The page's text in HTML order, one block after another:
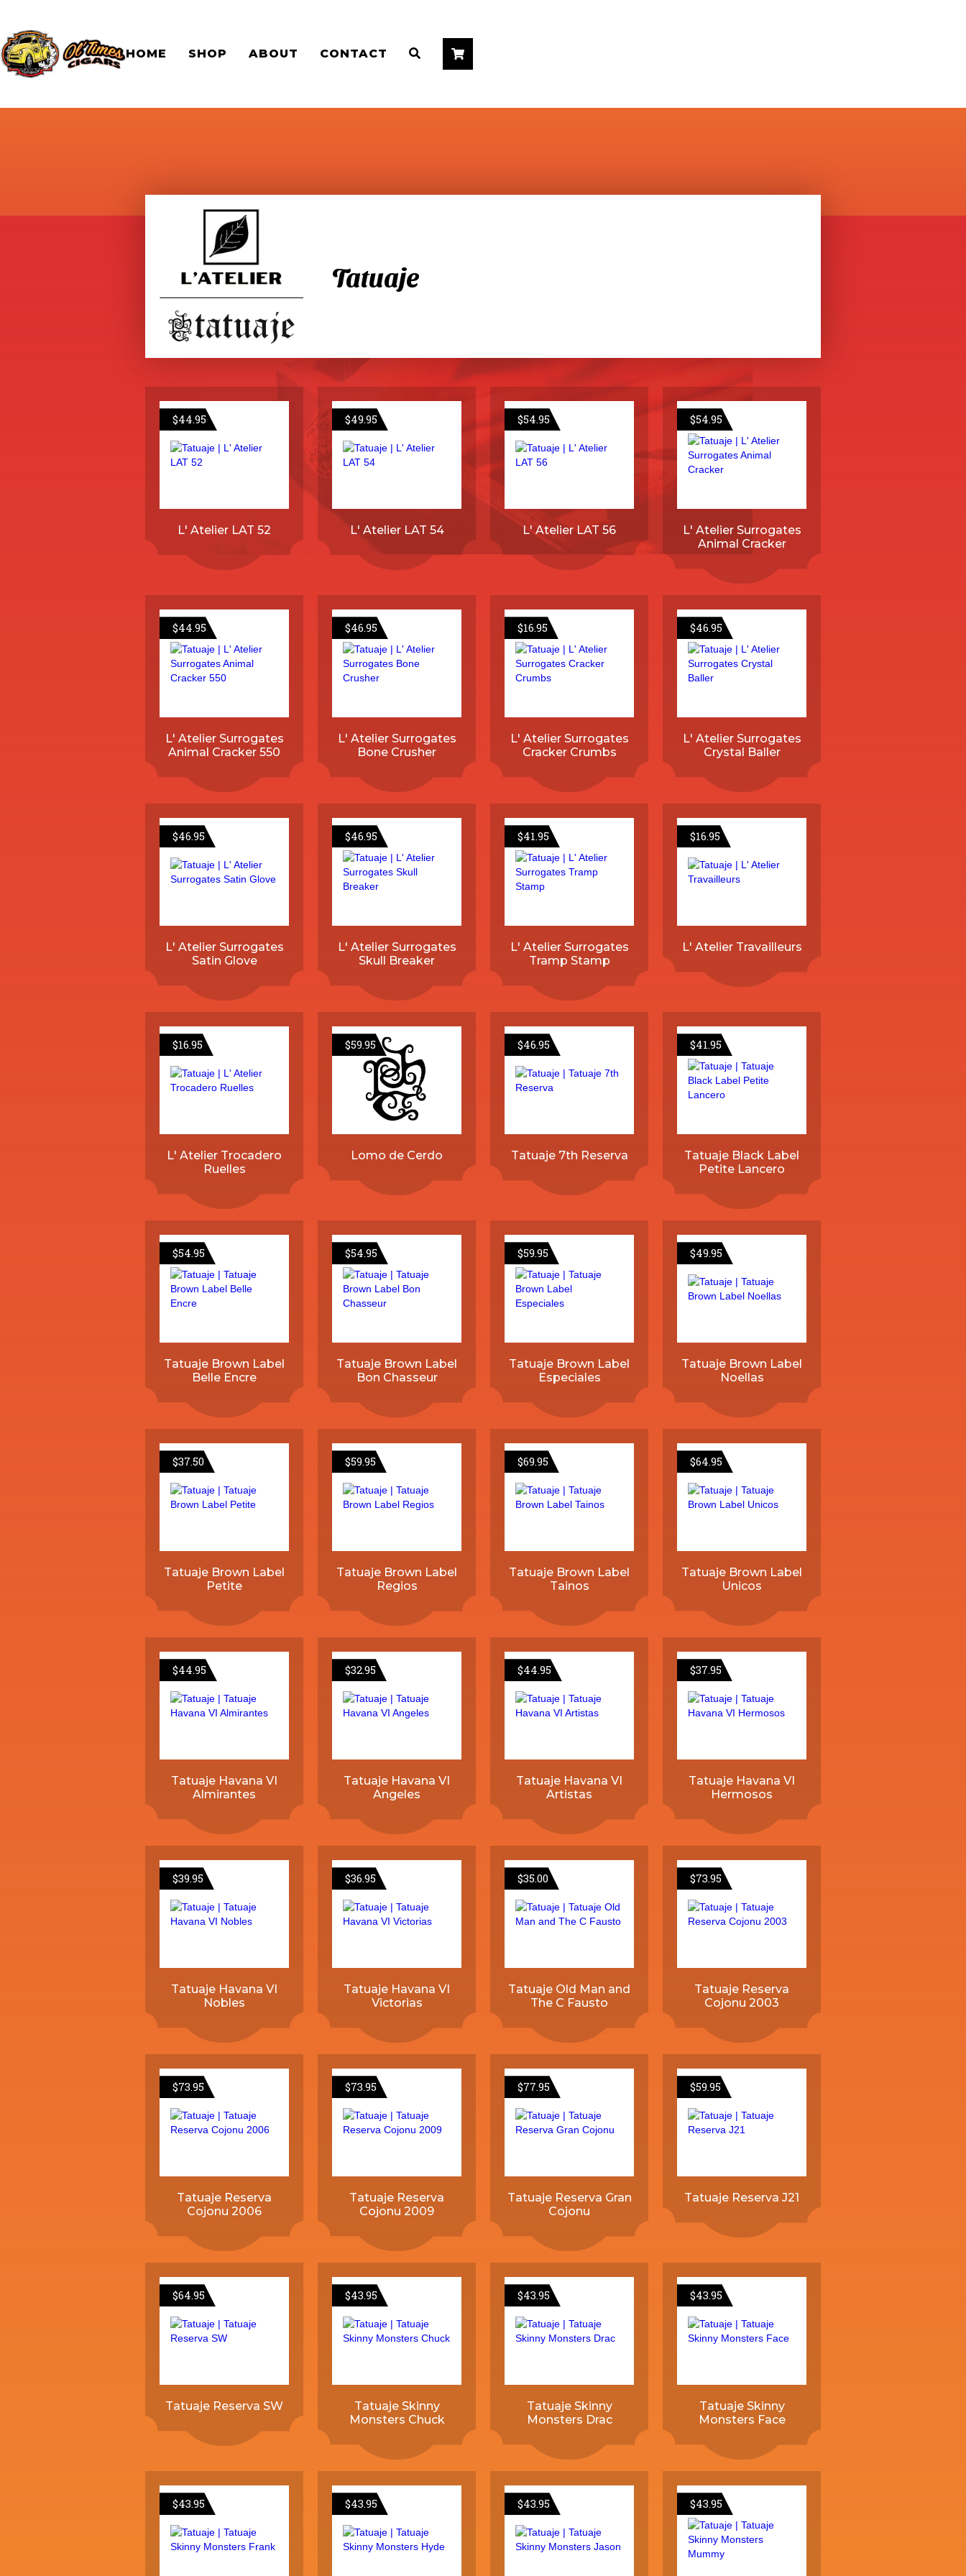
HOME SHOP ABOUT CONTACT  
Tatuaje
$44.95
L' Atelier LAT 52
$49.95
L' Atelier LAT 54
$54.95
L' Atelier LAT 56
$54.95
L' Atelier Surrogates
Animal Cracker
$44.95
L' Atelier Surrogates
Animal Cracker 550
$46.95
L' Atelier Surrogates
Bone Crusher
$16.95
L' Atelier Surrogates
Cracker Crumbs
$46.95
L' Atelier Surrogates
Crystal Baller
$46.95
L' Atelier Surrogates
Satin Glove
$46.95
L' Atelier Surrogates
Skull Breaker
$41.95
L' Atelier Surrogates
Tramp Stamp
$16.95
L' Atelier Travailleurs
$16.95
L' Atelier Trocadero
Ruelles
$59.95
Lomo de Cerdo
$46.95
Tatuaje 7th Reserva
$41.95
Tatuaje Black Label
Petite Lancero
$54.95
Tatuaje Brown Label
Belle Encre
$54.95
Tatuaje Brown Label
Bon Chasseur
$59.95
Tatuaje Brown Label
Especiales
$49.95
Tatuaje Brown Label
Noellas
$37.50
Tatuaje Brown Label
Petite
$59.95
Tatuaje Brown Label
Regios
$69.95
Tatuaje Brown Label
Tainos
$64.95
Tatuaje Brown Label
Unicos
$44.95
Tatuaje Havana VI
Almirantes
$32.95
Tatuaje Havana VI
Angeles
$44.95
Tatuaje Havana VI
Artistas
$37.95
Tatuaje Havana VI
Hermosos
$39.95
Tatuaje Havana VI
Nobles
$36.95
Tatuaje Havana VI
Victorias
$35.00
Tatuaje Old Man and
The C Fausto
$73.95
Tatuaje Reserva
Cojonu 2003
$73.95
Tatuaje Reserva
Cojonu 2006
$73.95
Tatuaje Reserva
Cojonu 2009
$77.95
Tatuaje Reserva Gran
Cojonu
$59.95
Tatuaje Reserva J21
$64.95
Tatuaje Reserva SW
$43.95
Tatuaje Skinny
Monsters Chuck
$43.95
Tatuaje Skinny
Monsters Drac
$43.95
Tatuaje Skinny
Monsters Face
$43.95 $43.95 $43.95 $43.95